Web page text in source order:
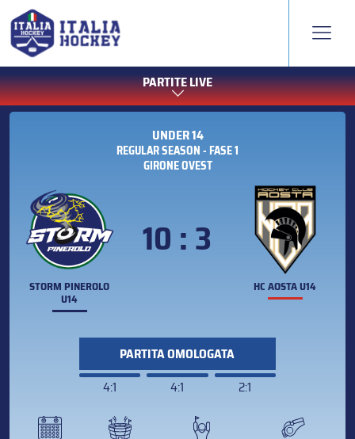
PARTITE LIVE
UNDER 14
REGULAR SEASON - FASE 1
GIRONE OVEST
STORM PINEROLO
U14
10 : 3
HC AOSTA U14
PARTITA OMOLOGATA
4:1
4:1 2:1